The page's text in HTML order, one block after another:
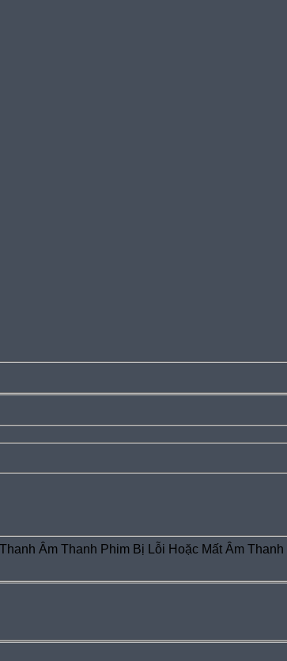
Âm Thanh Phim Bị Lỗi Hoặc Mất Âm Thanh